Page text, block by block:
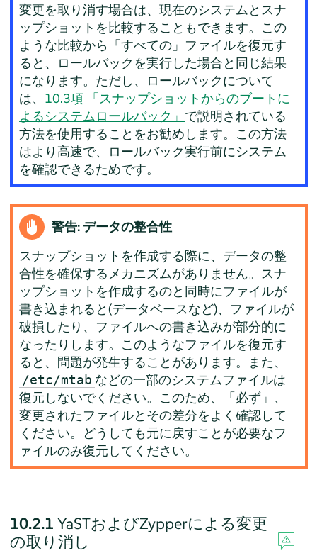
変更を取り消す場合は、現在のシステムとスナ
ップショットを比較することもできます。この
ような比較から「すべての」ファイルを復元す
ると、ロールバックを実行した場合と同じ結果
になります。ただし、ロールバックについて
は、 10.3項 「スナップショットからのブートに
よるシステムロールバック」 で説明されている
方法を使用することをお勧めします。この方法
はより高速で、ロールバック実行前にシステム
を確認できるためです。
警告: データの整合性
スナップショットを作成する際に、データの整
合性を確保するメカニズムがありません。スナ
ップショットを作成するのと同時にファイルが
書き込まれると(データベースなど)、ファイルが
破損したり、ファイルへの書き込みが部分的に
なったりします。このようなファイルを復元す
ると、問題が発生することがあります。また、
/etc/mtab などの一部のシステムファイルは
復元しないでください。このため、「必ず」、
変更されたファイルとその差分をよく確認して
ください。どうしても元に戻すことが必要なフ
ァイルのみ復元してください。
10.2.1 YaSTおよびZypperによる変更
の取り消し